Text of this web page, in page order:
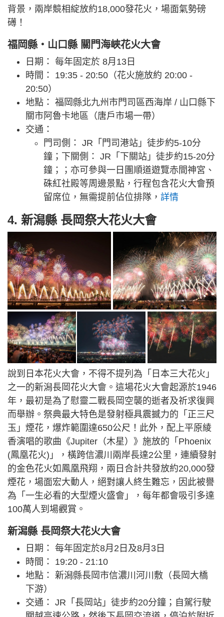
背景，兩岸競相綻放約18,000發花火，場面氣勢磅
礡！
福岡縣・山口縣 關門海峽花火大會
日期： 每年固定於 8月13日
時間： 19:35 - 20:50（花火施放約 20:00 -
20:50）
地點： 福岡縣北九州市門司區西海岸 / 山口縣下
關市阿魯卡地區（唐戶市場一帶）
交通：
門司側： JR「門司港站」徒步約5-10分
鐘；下關側： JR「下關站」徒步約15-20分
鐘；；亦可參與一日團順道遊覽赤間神宮、
硃紅社殿等周邊景點，行程包含花火大會預
留席位，無需提前佔位排隊， 詳情
4. 新潟縣 長岡祭大花火大會
說到日本花火大會，不得不提列為「日本三大花火」
之一的新潟長岡花火大會。這場花火大會起源於1946
年，最初是為了慰靈二戰長岡空襲的逝者及祈求復興
而舉辦。祭典最大特色是發射極具震撼力的「正三尺
玉」煙花，爆炸範圍達650公尺！此外，配上平原綾
香演唱的歌曲《Jupiter（木星）》施放的「Phoenix
(鳳凰花火)」，橫跨信濃川兩岸長達2公里，連續發射
的金色花火如鳳凰飛翔，兩日合計共發放約20,000發
煙花，場面宏大動人，絕對讓人終生難忘，因此被譽
為「一生必看的大型煙火盛會」，每年都會吸引多達
100萬人到場觀賞。
新潟縣 長岡祭大花火大會
日期： 每年固定於8月2日及8月3日
時間： 19:20 - 21:10
地點： 新潟縣長岡市信濃川河川敷（長岡大橋
下游）
交通： JR「長岡站」徒步約20分鐘；自駕行駛